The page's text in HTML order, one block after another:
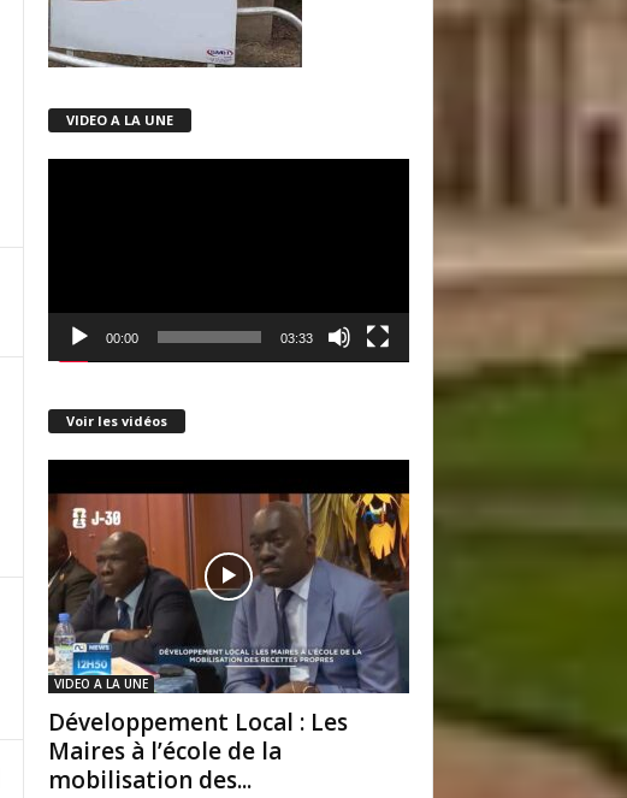
VIDEO A LA UNE
00:00 03:33
Voir les vidéos
VIDEO A LA UNE
Développement Local : Les
Maires à l’école de la
mobilisation des...